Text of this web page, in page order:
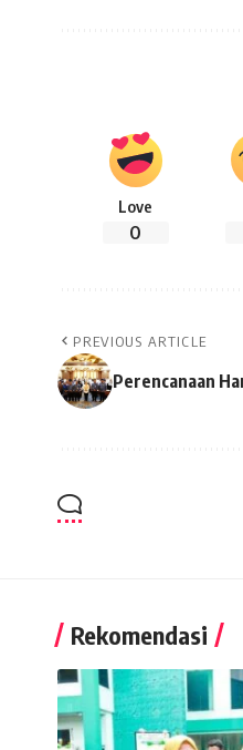
Love
0
PREVIOUS ARTICLE
Perencanaan
Rekomendasi